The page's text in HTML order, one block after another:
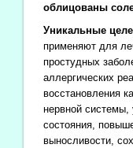
облицованы
Уникальные
применяют для
простудных
аллергических
восстановления
нервной системы,
состояния,
выносливости,